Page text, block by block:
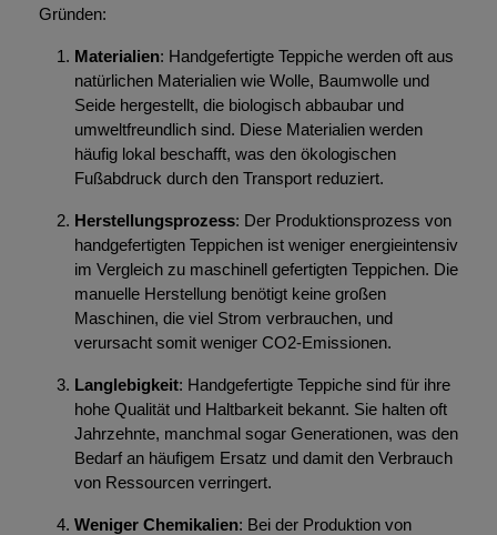
Gründen:
Materialien: Handgefertigte Teppiche werden oft aus
natürlichen Materialien wie Wolle, Baumwolle und
Seide hergestellt, die biologisch abbaubar und
umweltfreundlich sind. Diese Materialien werden
häufig lokal beschafft, was den ökologischen
Fußabdruck durch den Transport reduziert.
Herstellungsprozess: Der Produktionsprozess von
handgefertigten Teppichen ist weniger energieintensiv
im Vergleich zu maschinell gefertigten Teppichen. Die
manuelle Herstellung benötigt keine großen
Maschinen, die viel Strom verbrauchen, und
verursacht somit weniger CO2-Emissionen.
Langlebigkeit: Handgefertigte Teppiche sind für ihre
hohe Qualität und Haltbarkeit bekannt. Sie halten oft
Jahrzehnte, manchmal sogar Generationen, was den
Bedarf an häufigem Ersatz und damit den Verbrauch
von Ressourcen verringert.
Weniger Chemikalien: Bei der Produktion von